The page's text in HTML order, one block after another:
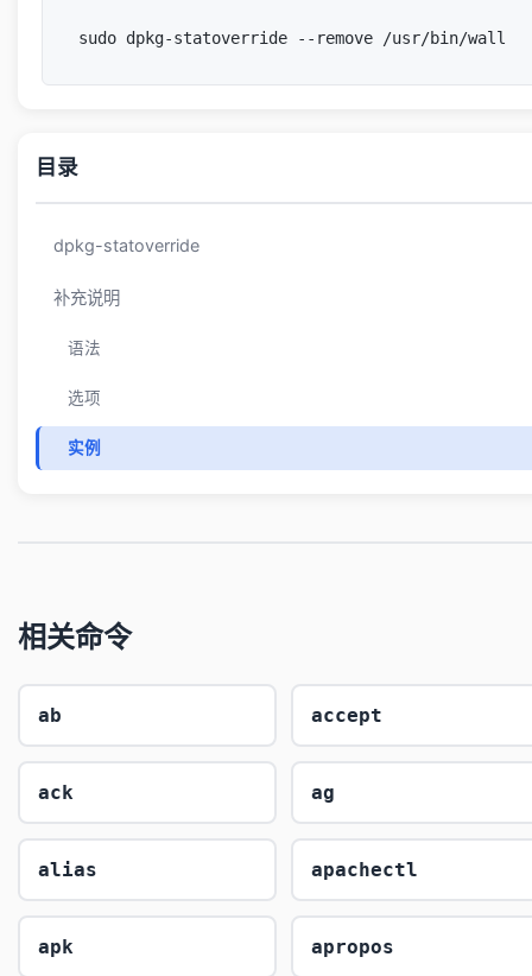
目录
dpkg-statoverride
补充说明
语法
选项
实例
相关命令
ab accept
ack ag
alias apachectl
apk apropos